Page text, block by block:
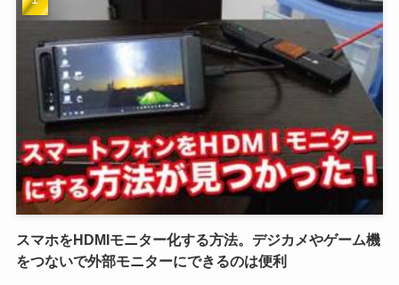
スマホをHDMIモニター化する方法。デジカメやゲーム機
をつないで外部モニターにできるのは便利